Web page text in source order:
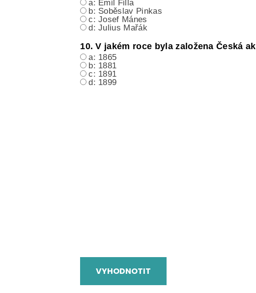
a: Emil Filla
b: Soběslav Pinkas
c: Josef Mánes
d: Julius Mařák
10. V jakém roce byla založena Česká
a: 1865
b: 1881
c: 1891
d: 1899
VYHODNOTIT